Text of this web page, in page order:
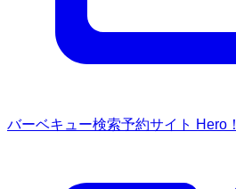
バーベキュー検索予約サイト Hero！